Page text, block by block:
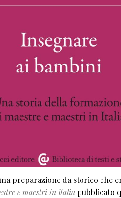
preparazione da storico che
e maestri in Italia pubblicato